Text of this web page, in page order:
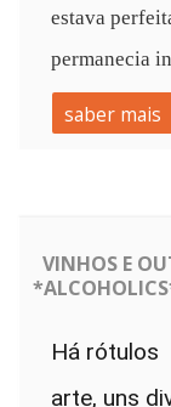
estava
permanecia
saber mais
VINHOS E
Há rótulos
arte, uns